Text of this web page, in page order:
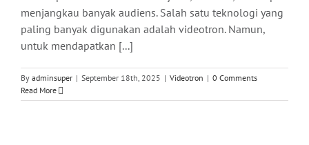
Contact Us
menjangkau banyak audiens. Salah satu teknologi yang
paling banyak digunakan adalah videotron. Namun,
untuk mendapatkan [...]
By adminsuper | September 18th, 2025 | Videotron | 0 Comments
Read More